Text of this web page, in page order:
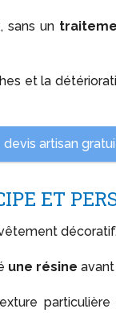
, sans un
et la
devis artisan
ET
une résine avant